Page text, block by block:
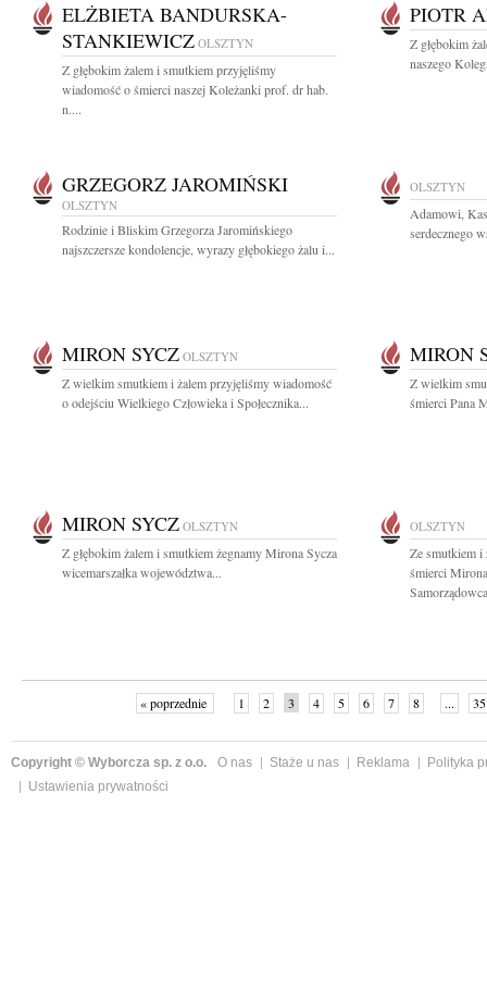
ELŻBIETA BANDURSKA-
STANKIEWICZ OLSZTYN
Z głębokim żalem i smutkiem przyjęliśmy
wiadomość o śmierci naszej Koleżanki prof. dr hab.
n....
PIOTR
Z głębokim
naszego
GRZEGORZ JAROMIŃSKI
OLSZTYN
Rodzinie i Bliskim Grzegorza Jaromińskiego
najszczersze kondolencje, wyrazy głębokiego żalu i...
OLSZTYN
Adamowi,
serdecznego
MIRON SYCZ OLSZTYN
Z wielkim smutkiem i żalem przyjęliśmy wiadomość
o odejściu Wielkiego Człowieka i Społecznika...
MIRON
Z wielkim
śmierci Pana
MIRON SYCZ OLSZTYN
Z głębokim żalem i smutkiem żegnamy Mirona Sycza
wicemarszałka województwa...
OLSZTYN
Ze smutkiem i
śmierci
« poprzednie 1 2 3 4 5 6 7 8 ... 35
Copyright © Wyborcza sp. z o.o. O nas Staże u nas Reklama
Polityka
Ustawienia prywatności